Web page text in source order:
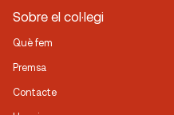
Sobre el col·legi
Què fem
Premsa
Contacte